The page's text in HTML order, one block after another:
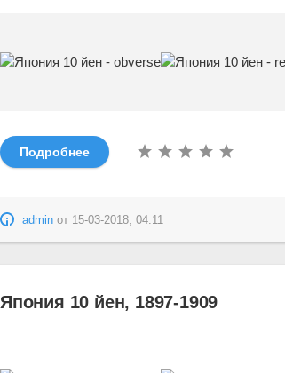
Подробнее
admin от 15-03-2018, 04:11
Япония 10 йен, 1897-1909